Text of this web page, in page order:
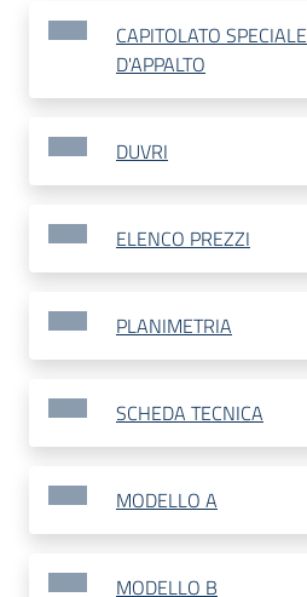
CAPITOLATO SPECIALE
D'APPALTO
DUVRI
ELENCO PREZZI
PLANIMETRIA
SCHEDA TECNICA
MODELLO A
MODELLO B